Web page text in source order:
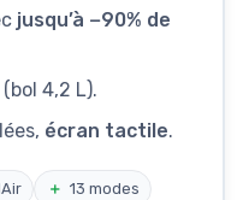
jusqu’à −90% de
(bol 4,2 L).
écran tactile.
＋ 13 modes